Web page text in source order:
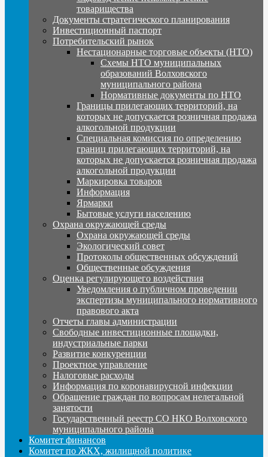
товарищества
Документы стратегического планирования
Инвестиционный паспорт
Потребительский рынок
Нестационарные торговые объекты (НТО)
Схемы НТО муниципальных
образований Волховского
муниципального района
Нормативные документы по НТО
Границы прилегающих территорий, на
которых не допускается розничная продажа
алкогольной продукции
Специальная комиссия по определению
границ прилегающих территорий, на
которых не допускается розничная продажа
алкогольной продукции
Маркировка товаров
Информация
Ярмарки
Бытовые услуги населению
Охрана окружающей среды
Охрана окружающей среды
Экологический совет
Протоколы общественных обсуждений
Общественные обсуждения
Оценка регулирующего воздействия
Уведомления о публичном проведении
экспертизы муниципального нормативного
правового акта
Отчеты главы администрации
Свободные инвестиционные площадки,
индустриальные парки
Развитие конкуренции
Проектное управление
Налоговые расходы
Информация по коронавирусной инфекции
Обращение граждан по вопросам нелегальной
занятости
Государственный реестр СО НКО Волховского
муниципального района
Комитет финансов
Комитет по ЖКХ, жилищной политике